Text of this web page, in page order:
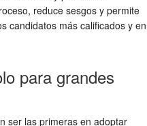
reduce sesgos y permite
candidatos más calificados y en
para grandes
ser las primeras en adoptar